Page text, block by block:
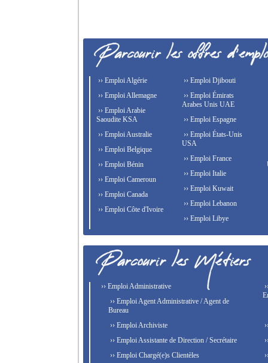
›› Emploi Algérie
›› Emploi Allemagne
›› Emploi Arabie
Saoudite KSA
›› Emploi Australie
›› Emploi Belgique
›› Emploi Bénin
›› Emploi Cameroun
›› Emploi Canada
›› Emploi Côte d'Ivoire
›› Emploi Djibouti
›› Emploi Émirats
Arabes Unis UAE
›› Emploi Espagne
›› Emploi États-Unis
USA
›› Emploi France
›› Emploi Italie
›› Emploi Kuwait
›› Emploi Lebanon
›› Emploi Libye
›› Emploi Administrative
›› Emploi Agent Administrative / Agent de
Bureau
›› Emploi Archiviste
›› Emploi Assistante de Direction / Secrétaire
›› Emploi Chargé(e)s Clientèles